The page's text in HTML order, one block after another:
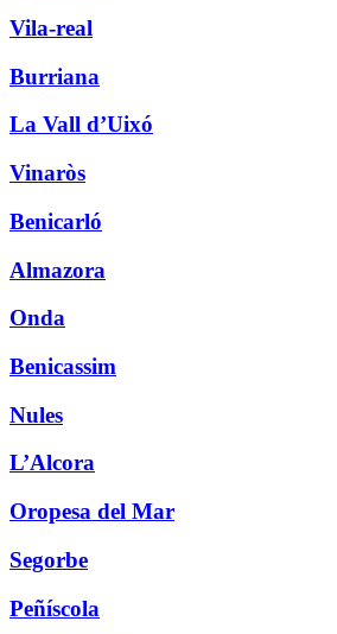
Vila-real
Burriana
La Vall d’Uixó
Vinaròs
Benicarló
Almazora
Onda
Benicassim
Nules
L’Alcora
Oropesa del Mar
Segorbe
Peñíscola